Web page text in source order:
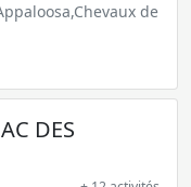
de
DES